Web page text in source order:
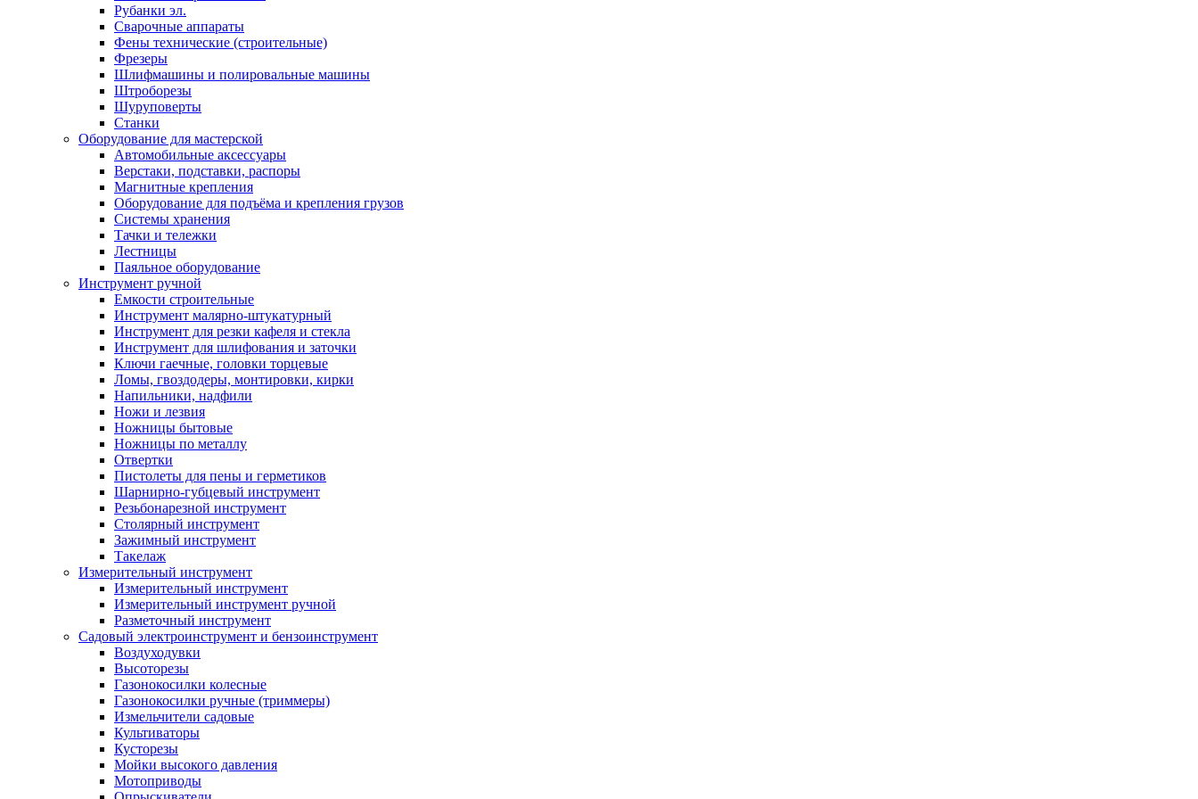
Рубанки эл.
Сварочные аппараты
Фены технические (строительные)
Фрезеры
Шлифмашины и полировальные машины
Штроборезы
Шуруповерты
Станки
Оборудование для мастерской
Автомобильные аксессуары
Верстаки, подставки, распоры
Магнитные крепления
Оборудование для подъёма и крепления грузов
Системы хранения
Тачки и тележки
Лестницы
Паяльное оборудование
Инструмент ручной
Емкости строительные
Инструмент малярно-штукатурный
Инструмент для резки кафеля и стекла
Инструмент для шлифования и заточки
Ключи гаечные, головки торцевые
Ломы, гвоздодеры, монтировки, кирки
Напильники, надфили
Ножи и лезвия
Ножницы бытовые
Ножницы по металлу
Отвертки
Пистолеты для пены и герметиков
Шарнирно-губцевый инструмент
Резьбонарезной инструмент
Столярный инструмент
Зажимный инструмент
Такелаж
Измерительный инструмент
Измерительный инструмент
Измерительный инструмент ручной
Разметочный инструмент
Садовый электроинструмент и бензоинструмент
Воздуходувки
Высоторезы
Газонокосилки колесные
Газонокосилки ручные (триммеры)
Измельчители садовые
Культиваторы
Кусторезы
Мойки высокого давления
Мотоприводы